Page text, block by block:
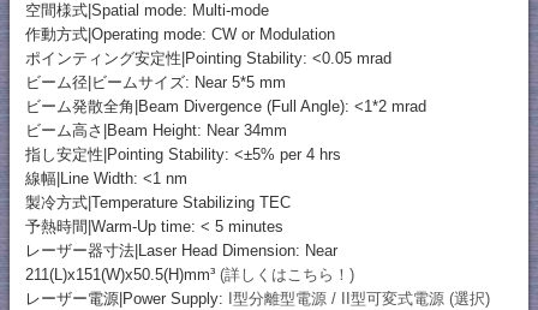
空間様式|Spatial mode: Multi-mode
作動方式|Operating mode: CW or Modulation
ポインティング安定性|Pointing Stability: <0.05 mrad
ビーム径|ビームサイズ: Near 5*5 mm
ビーム発散全角|Beam Divergence (Full Angle): <1*2 mrad
ビーム高さ|Beam Height: Near 34mm
指し安定性|Pointing Stability: <±5% per 4 hrs
線幅|Line Width: <1 nm
製冷方式|Temperature Stabilizing TEC
予熱時間|Warm-Up time: < 5 minutes
レーザー器寸法|Laser Head Dimension: Near
211(L)x151(W)x50.5(H)mm³ (詳しくはこちら！)
レーザー電源|Power Supply: I型分離型電源 / II型可変式電源 (選択)